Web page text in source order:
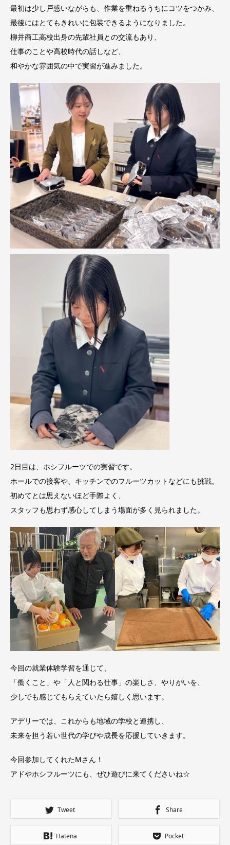
最初は少し戸惑いながらも、作業を重ねるうちにコツをつかみ、
最後にはとてもきれいに包装できるようになりました。
柳井商工高校出身の先輩社員との交流もあり、
仕事のことや高校時代の話しなど、
和やかな雰囲気の中で実習が進みました。
2日目は、ホシフルーツでの実習です。
ホールでの接客や、キッチンでのフルーツカットなどにも挑戦。
初めてとは思えないほど手際よく、
スタッフも思わず感心してしまう場面が多く見られました。
今回の就業体験学習を通じて、
「働くこと」や「人と関わる仕事」の楽しさ、やりがいを、
少しでも感じてもらえていたら嬉しく思います。
アデリーでは、これからも地域の学校と連携し、
未来を担う若い世代の学びや成長を応援していきます。
今回参加してくれたMさん！
アドやホシフルーツにも、ぜひ遊びに来てくださいね☆
Tweet Share
Hatena Pocket